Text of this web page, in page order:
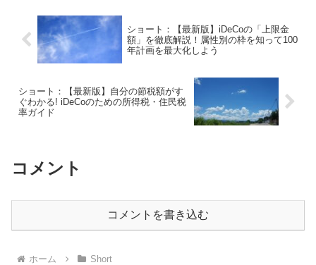
ショート：【最新版】iDeCoの「上限金
額」を徹底解説！属性別の枠を知って100
年計画を最大化しよう
ショート：【最新版】自分の節税額がす
ぐわかる! iDeCoのための所得税・住民税
率ガイド
コメント
コメントを書き込む
ホーム Short